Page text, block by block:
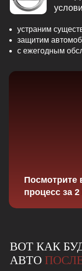
устраним
защитим
с ежегодным
Посмотрите
процесс за
ВОТ КАК
АВТО